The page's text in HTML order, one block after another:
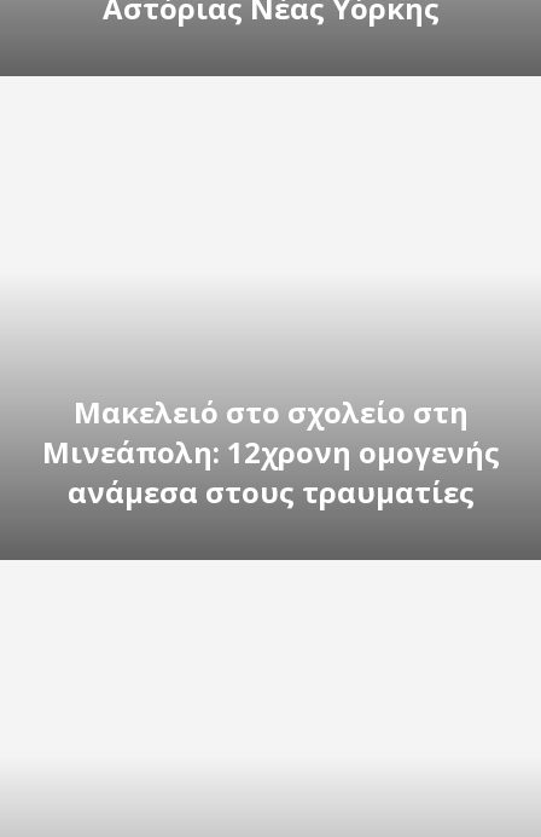
Μακελειό στο σχολείο στη
Μινεάπολη: 12χρονη ομογενής
ανάμεσα στους τραυματίες